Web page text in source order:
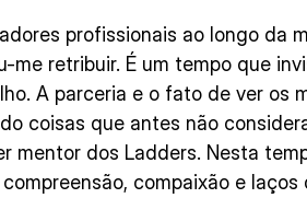
profissionais ao longo da
me retribuir. É um tempo que
A parceria e o fato de ver os
coisas que antes não
mentor dos Ladders. Nesta
compaixão e